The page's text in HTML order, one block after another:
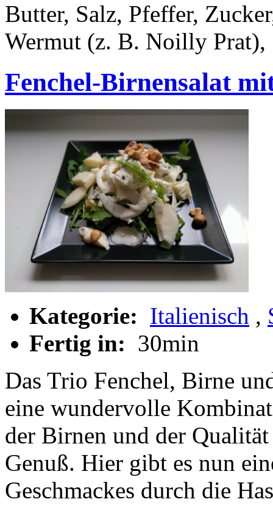
Butter, Salz, Pfeffer,
Wermut (z. B. Noilly Prat),
Fenchel-Birnensalat
Kategorie: Italienisch ,
Fertig in: 30min
Das Trio Fenchel, Birne
eine wundervolle
der Birnen und der
Genuß. Hier gibt es nun
Geschmackes durch die